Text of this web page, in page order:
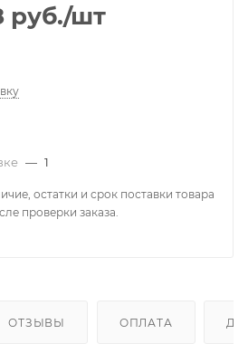
руб./шт
— 1
остатки и срок поставки товара
проверки заказа.
ОТЗЫВЫ ОПЛАТА